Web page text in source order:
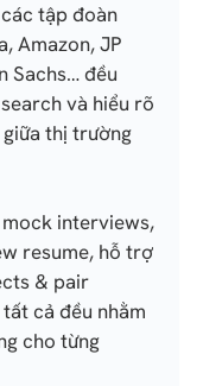
tập đoàn
Amazon, JP
Sachs… đều
và hiểu rõ
thị trường
mock interviews,
resume, hỗ trợ
& pair
cả đều nhằm
cho từng